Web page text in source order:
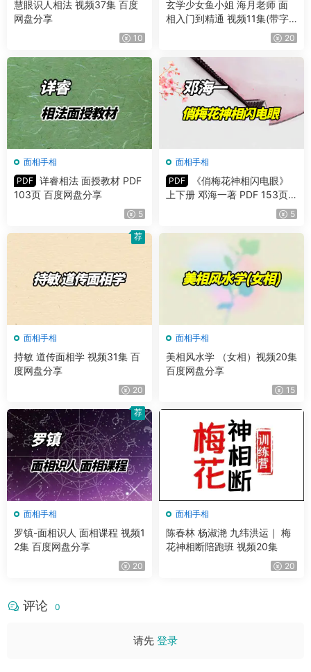
慧眼识人相法 视频37集 百度
网盘分享
10
玄学少女鱼小姐 海月老师 面
相入门到精通 视频11集(带字
20
面相手相
PDF 详睿相法 面授教材 PDF
103页 百度网盘分享
5
面相手相
PDF
《俏梅花神相闪电眼》
上下册 邓海一著 PDF 153页
5
面相手相
持敏 道传面相学 视频31集 百
度网盘分享
20
荐
面相手相
美相风水学 （女相）视频20集
百度网盘分享
15
面相手相
罗镇-面相识人 面相课程 视频1
2集 百度网盘分享
20
荐
面相手相
陈春林 杨淑滟 九纬洪运｜ 梅
花神相断陪跑班 视频20集
20
评论 0
请先 登录